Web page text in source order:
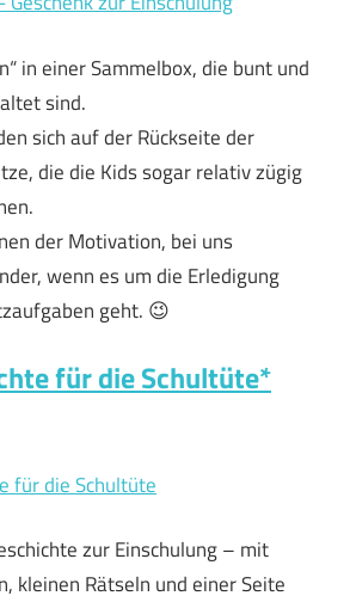
in einer Sammelbox, die bunt und
sind.
sich auf der Rückseite der
die die Kids sogar relativ zügig
der Motivation, bei uns
wenn es um die Erledigung
geht. 😉
für die Schultüte*
zur Einschulung – mit
kleinen Rätseln und einer Seite